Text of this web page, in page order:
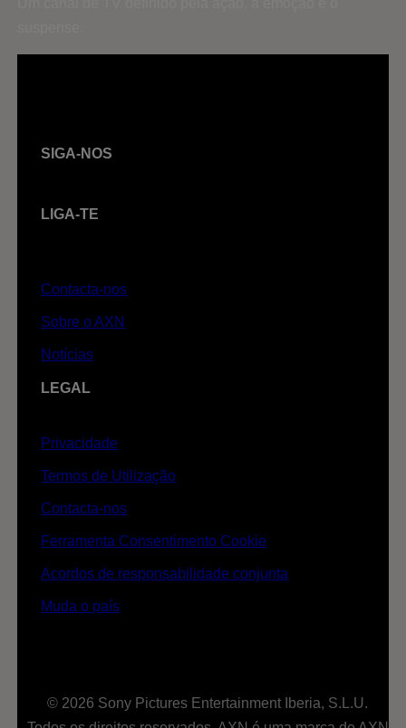
SIGA-NOS
LIGA-TE
Contacta-nos
Sobre o AXN
Notícias
LEGAL
Privacidade
Termos de Utilização
Contacta-nos
Ferramenta Consentimento Cookie
Acordos de responsabilidade conjunta
Muda o país
© 2026 Sony Pictures Entertainment Iberia, S.L.U.